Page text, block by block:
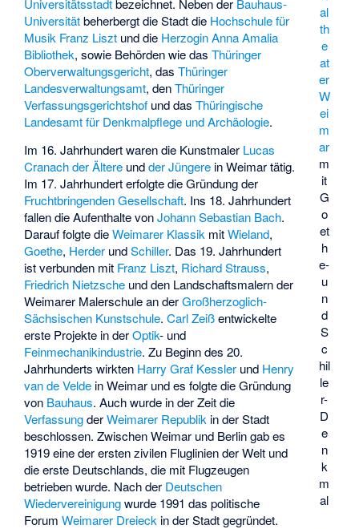
al
th
e
at
er
W
ei
m
ar
m
it
G
o
et
h
e-
u
n
d
S
c
hil
le
r-
D
e
n
k
m
al
Universitätsstadtbezeichnet. Neben der Bauhaus-
Universitätbeherbergt die Stadt die Hochschule für
Musik Franz Liszt und die Herzogin Anna Amalia
Bibliothek, sowie Behörden wie dasThüringer
Oberverwaltungsgericht, dasThüringer
Landesverwaltungsamt, denThüringer
Verfassungsgerichtshof und dasThüringische
Landesamt für Denkmalpflege und Archäologie.
Im 16. Jahrhundert waren die Kunstmaler Lucas
Cranach der Ältere undder Jüngere in Weimar tätig.
Im 17. Jahrhundert erfolgte die Gründung der
Fruchtbringenden Gesellschaft. Ins 18. Jahrhundert
fallen die Aufenthalte vonJohann Sebastian Bach.
Darauf folgte dieWeimarer Klassik mitWieland,
Goethe, Herder undSchiller. Das 19. Jahrhundert
ist verbunden mit Franz Liszt, Richard Strauss,
Friedrich Nietzsche und den Landschaftsmalern der
Weimarer Malerschule an derGroßherzoglich-
Sächsischen Kunstschule.Carl Zeißentwickelte
erste Projekte in derOptik- und
Feinmechanikindustrie. Zu Beginn des 20.
Jahrhunderts wirkten Harry Graf Kessler und Henry
van de Velde in Weimar und es folgte die Gründung
von Bauhaus. Auch wurde in der Zeit die
VerfassungderWeimarer Republik in der Stadt
beschlossen. Zwischen Weimar und Berlin gab es
1919 eine der ersten zivilen Fluglinien der Welt und
die erste Deutschlands, die mit Flugzeugen
betrieben wurde. Nach der Deutschen
Wiedervereinigungwurde 1991 das politische
ForumWeimarer Dreieck in der Stadt gegründet.